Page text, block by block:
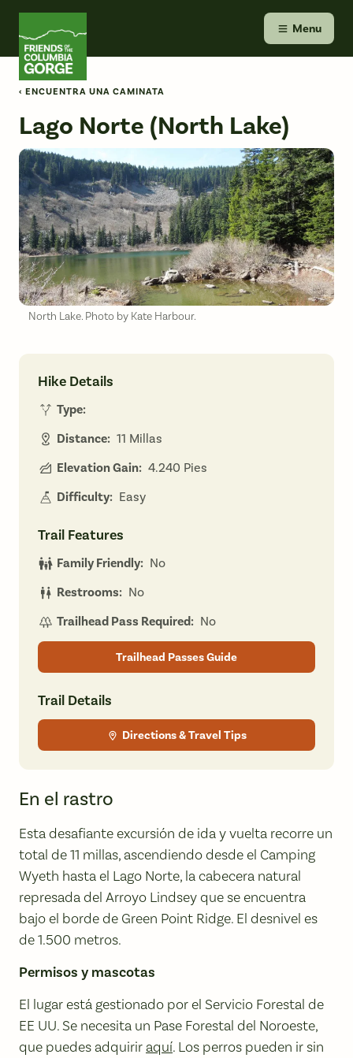
Skip
content
Menu
‹ ENCUENTRA UNA CAMINATA
Lago Norte (North Lake)
North Lake. Photo by Kate Harbour.
Hike Details
Type:
Distance: 11 Millas
Elevation Gain: 4.240 Pies
Difficulty: Easy
Trail Features
Family Friendly: No
Restrooms: No
Trailhead Pass Required: No
Trailhead Passes Guide
Trail Details
Directions & Travel Tips
En el rastro
Esta desafiante excursión de ida y vuelta recorre un
total de 11 millas, ascendiendo desde el Camping
Wyeth hasta el Lago Norte, la cabecera natural
represada del Arroyo Lindsey que se encuentra
bajo el borde de Green Point Ridge. El desnivel es
de 1.500 metros.
Permisos y mascotas
El lugar está gestionado por el Servicio Forestal de
EE UU. Se necesita un Pase Forestal del Noroeste,
que puedes adquirir aquí. Los perros pueden ir sin